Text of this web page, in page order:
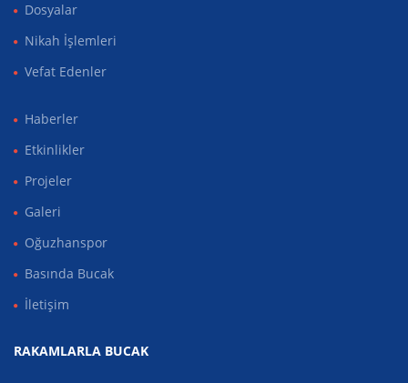
Dosyalar
Nikah İşlemleri
Vefat Edenler
Haberler
Etkinlikler
Projeler
Galeri
Oğuzhanspor
Basında Bucak
İletişim
RAKAMLARLA BUCAK